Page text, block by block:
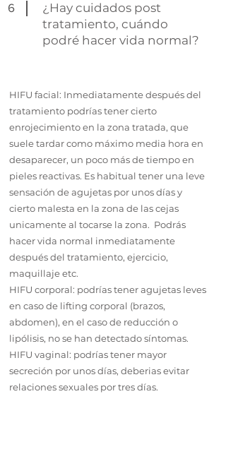
6
¿Hay cuidados post
tratamiento, cuándo
podré hacer vida normal?
HIFU facial: Inmediatamente después del
tratamiento podrías tener cierto
enrojecimiento en la zona tratada, que
suele tardar como máximo media hora en
desaparecer, un poco más de tiempo en
pieles reactivas. Es habitual tener una leve
sensación de agujetas por unos días y
cierto malesta en la zona de las cejas
unicamente al tocarse la zona. Podrás
hacer vida normal inmediatamente
después del tratamiento, ejercicio,
maquillaje etc.
HIFU corporal: podrías tener agujetas leves
en caso de lifting corporal (brazos,
abdomen), en el caso de reducción o
lipólisis, no se han detectado síntomas.
HIFU vaginal: podrías tener mayor
secreción por unos días, deberias evitar
relaciones sexuales por tres días.